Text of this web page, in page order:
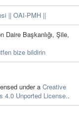
|| OAI-PMH ||
Daire Başkanlığı, Şile,
bize bildirin
under a Creative
4.0 Unported License..